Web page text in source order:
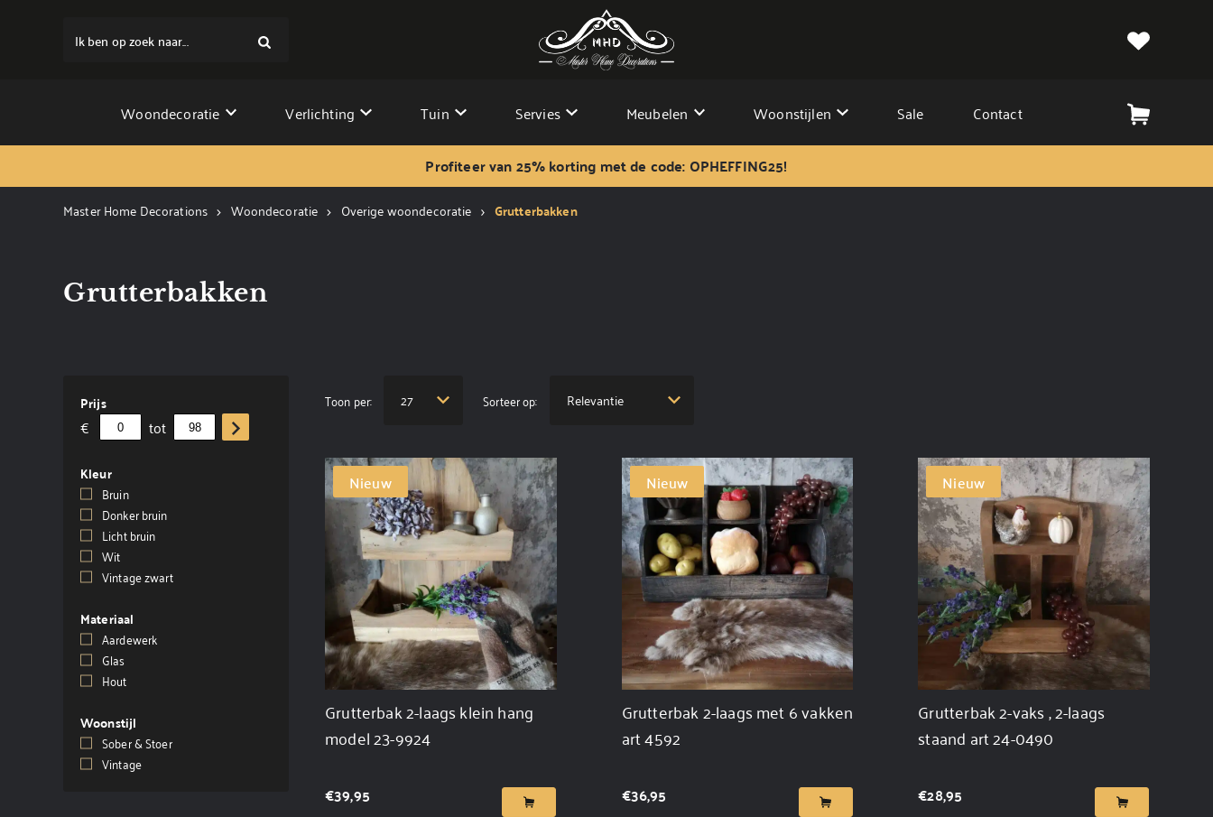
Ik ben op zoek naar...
Woondecoratie Verlichting Tuin Servies Meubelen Woonstijlen Sale Contact
Profiteer van 25% korting met de code: OPHEFFING25!
Master Home Decorations Woondecoratie Overige woondecoratie Grutterbakken
Grutterbakken
Prijs
€ tot
Kleur
Bruin
Donker bruin
Licht bruin
Wit
Vintage zwart
Materiaal
Aardewerk
Glas
Hout
Woonstijl
Sober & Stoer
Vintage
Toon per: Sorteer op:
Nieuw
Grutterbak 2-laags klein hang
model 23-9924
€39,95
Nieuw
Grutterbak 2-laags met 6 vakken
art 4592
€36,95
Nieuw
Grutterbak 2-vaks , 2-laags
staand art 24-0490
€28,95